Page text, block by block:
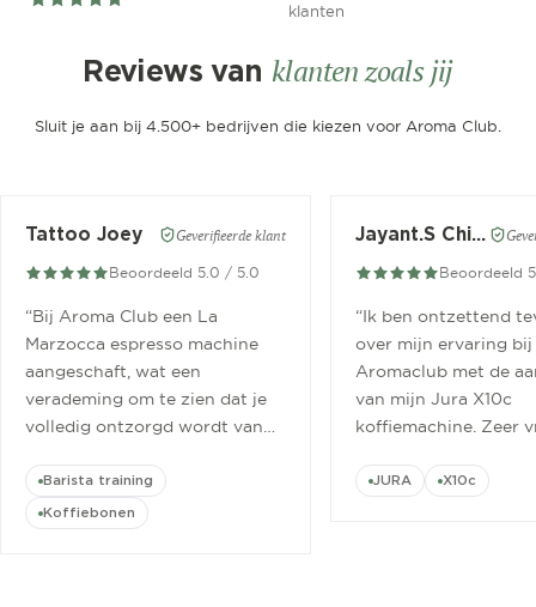
klanten
Reviews van klanten zoals jij
Sluit je aan bij 4.500+ bedrijven die kiezen voor Aroma Club.
Tattoo Joey Geverifieerde klant
Beoordeeld 5.0 / 5.0
“Bij Aroma Club een La
Marzocca espresso machine
aangeschaft, wat een
verademing om te zien dat je
volledig ontzorgd wordt van
cursus.”
Barista training
Koffiebonen
Jayant.S Chitaroe
Beoordeeld
“Ik ben ontzettend
over mijn ervaring bij
Aromaclub met de
van mijn Jura X10c
koffiemachine. Zeer
JURA X10c